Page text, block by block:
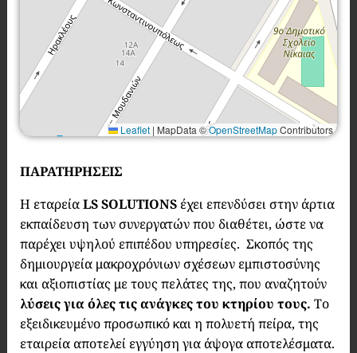
Leaflet | MapData ©OpenStreetMapContributors
ΠΑΡΑΤΗΡΗΣΕΙΣ
Η εταρείαLS SOLUTIONSέχει επενδύσει στην άρτια
εκπαίδευση των συνεργατών που διαθέτει, ώστε να
παρέχει υψηλού επιπέδου υπηρεσίες. Σκοπός της
δημιουργεία μακροχρόνιων σχέσεων εμπιστοσύνης
και αξιοπιστίας με τους πελάτες της, που αναζητούν
λύσεις για όλες τις ανάγκες του κτηρίου τους. Το
εξειδικευμένο προσωπικό και η πολυετή πείρα, της
εταιρεία αποτελεί εγγύηση για άψογα αποτελέσματα.